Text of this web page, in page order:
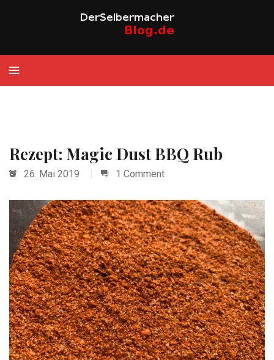
Rezept: Magic Dust BBQ Rub
26. Mai 2019 1 Comment